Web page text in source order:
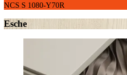
NCS S 1080-Y70R
Esche